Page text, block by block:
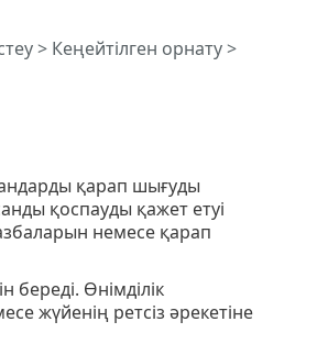
> Кеңейтілген орнату>
қарап шығуды
қоспауды қажет етуі
немесе қарап
береді. Өнімділік
жүйенің ретсіз әрекетіне